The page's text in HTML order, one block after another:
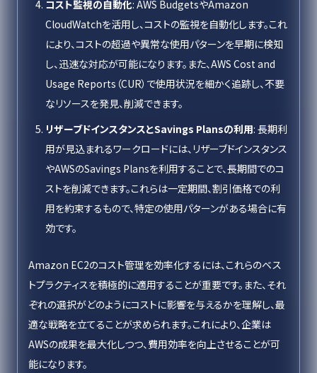
コスト監視の自動化: AWS BudgetsやAmazon
CloudWatchを活用し、コストの監視を自動化します。これ
により、コストの超過や異常な使用パターンを早期に検知
し、迅速な対応が可能になります。また、AWS Cost and
Usage Reports（CUR）で使用状況を細かく追跡し、不要
なリソースを発見、削減できます。
リザーブドインスタンスとSavings Plansの利用: 長期利
用が見込まれるワークロードには、リザーブドインスタンス
やAWSのSavings Plansを利用することで、長期間でのコ
ストを削減できます。これらは一定期間、割引価格での利
用を約束するもので、特定の使用パターンがある場合に有
効です。
Amazon EC2のコスト管理を効率化するには、これらのベス
トプラクティスを積極的に適用することが重要です。また、それ
ぞれの選択がどのようにコストに影響を与えるかを理解し、最
適な戦略を立てることが求められます。これにより、企業は
AWSの成果を最大化しつつ、費用効率を向上させることが可
能になります。